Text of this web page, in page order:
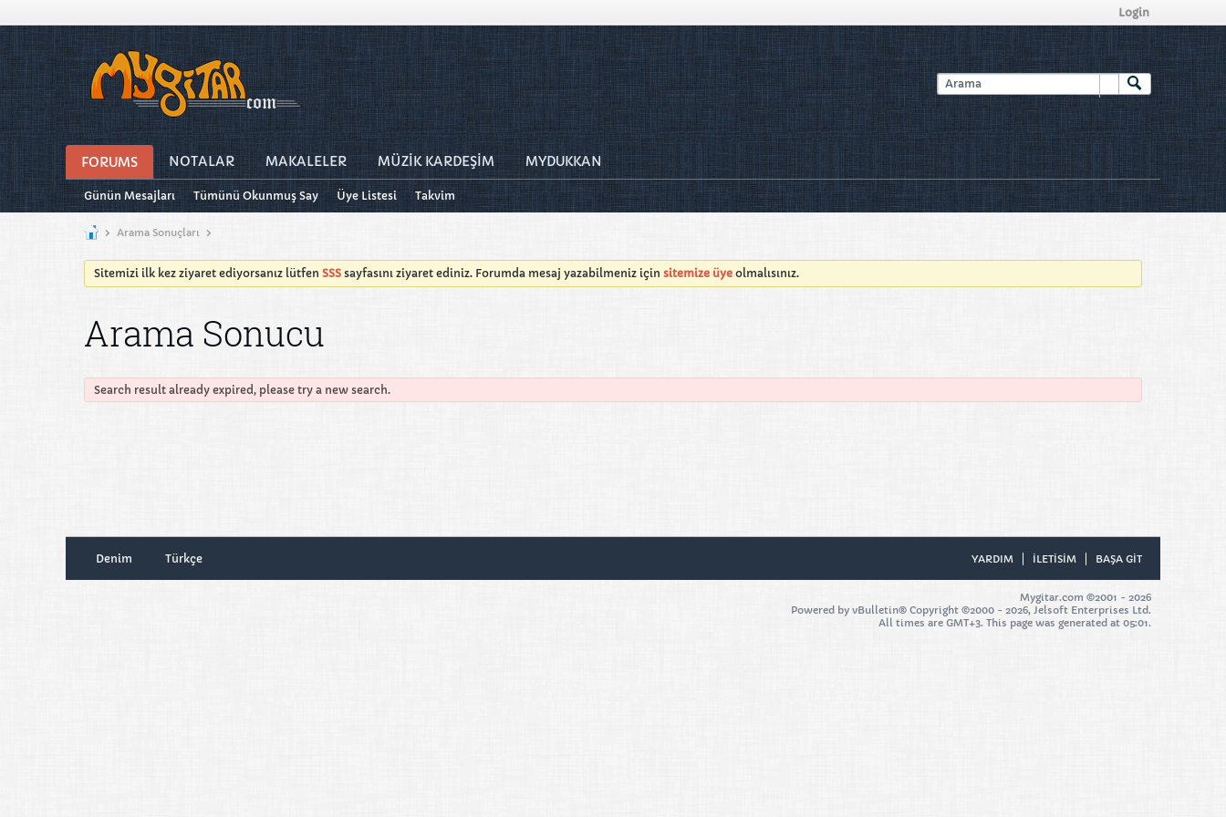
Login
FORUMS NOTALAR MAKALELER MÜZİK KARDEŞİM MYDUKKAN
Günün Mesajları Tümünü Okunmuş Say Üye Listesi Takvim
Arama Sonuçları
Sitemizi ilk kez ziyaret ediyorsanız lütfen SSS sayfasını ziyaret ediniz. Forumda mesaj yazabilmeniz için sitemize üye olmalısınız.
Arama Sonucu
Search result already expired, please try a new search.
Denim Türkçe YARDIM ILETISIM BAŞA GIT
Mygitar.com ©2001 - 2026
Powered by vBulletin® Copyright ©2000 - 2026, Jelsoft Enterprises Ltd.
All times are GMT+3. This page was generated at 05:01.